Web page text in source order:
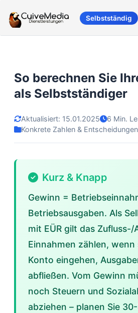
Selbstständig
So berechnen Sie
als Selbstständiger
Aktualisiert: 15.01.2025
6 Min.
Konkrete Zahlen & Entscheidungen
Kurz & Knapp
Gewinn =
Betriebsausgaben. Als
mit EÜR gilt das Zufluss-/
Einnahmen zählen, wenn
Konto eingehen,
abfließen. Vom Gewinn
noch Steuern und
abziehen – planen Sie